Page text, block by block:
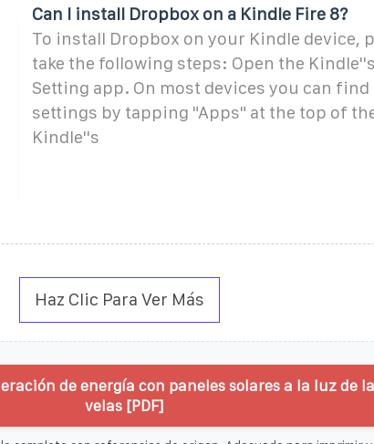
Can I install Dropbox on a Kindle Fire 8?
To install Dropbox on your Kindle device,
take the following steps: Open the
Setting app. On most devices you can find
settings by tapping "Apps" at the top of
Kindle''s
Haz Clic Para Ver Más
de energía con paneles solares a la luz de
velas [PDF]